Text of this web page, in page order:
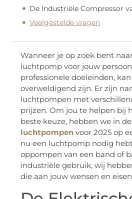
De Industriële Compressor
Veelgestelde vragen
Wanneer je op zoek bent
luchtpomp voor jouw
professionele doeleinden,
overweldigend zijn. Er zijn
luchtpompen met
prijzen. Om jou te helpen bij
beste keuze, hebben we in
luchtpompen voor 2025 op
nu een luchtpomp nodig
oppompen van een band of
industriële gebruik, wij
die aan jouw wensen en